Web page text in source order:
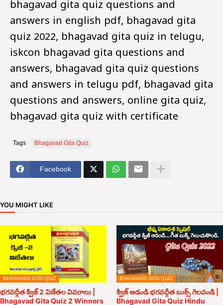
bhagavad gita quiz questions and
answers in english pdf, bhagavad gita
quiz 2022, bhagavad gita quiz in telugu,
iskcon bhagavad gita questions and
answers, bhagavad gita quiz questions
and answers in telugu pdf, bhagavad gita
questions and answers, online gita quiz,
bhagavad gita quiz with certificate
Tags Bhagavad Gita Quiz
Facebook
YOU MIGHT LIKE
BHAGAVAD GITA QUIZ
భగవద్గీత క్విజ్ 2 విజేతల వివరాలు |
Bhagavad Gita Quiz 2 Winners
BHAGAVAD GITA QUIZ
క్విజ్ ఆడండి భగవద్గీత బుక్స్ గెలవండి |
Bhagavad Gita Quiz Hindu